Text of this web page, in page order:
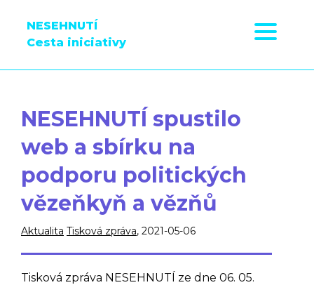
NESEHNUTÍ
Cesta iniciativy
NESEHNUTÍ spustilo
web a sbírku na
podporu politických
vězeňkyň a vězňů
Aktualita Tisková zpráva, 2021-05-06
Tisková zpráva NESEHNUTÍ ze dne 06. 05.